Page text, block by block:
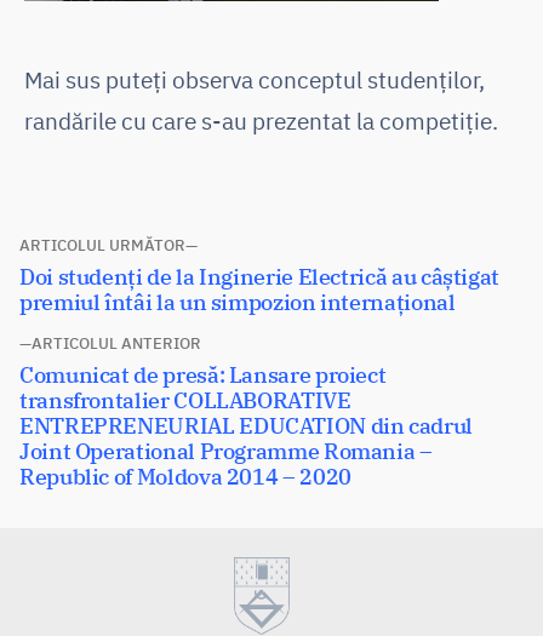
Mai sus puteți observa conceptul studenților,
randările cu care s-au prezentat la competiție.
Navigare
în
articole
ARTICOLUL ANTERIOR
Articolul
anterior:
Comunicat de presă: Lansare proiect
transfrontalier COLLABORATIVE
ENTREPRENEURIAL EDUCATION din cadrul
Joint Operational Programme Romania –
Republic of Moldova 2014 – 2020
ARTICOLUL URMĂTOR
Articolul
următor:
Doi studenți de la Inginerie Electrică au câștigat
premiul întâi la un simpozion internațional